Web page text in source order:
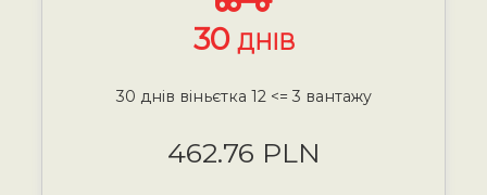
30 ДНІВ
30 днів віньєтка 12 <= 3 вантажу
462.76 PLN